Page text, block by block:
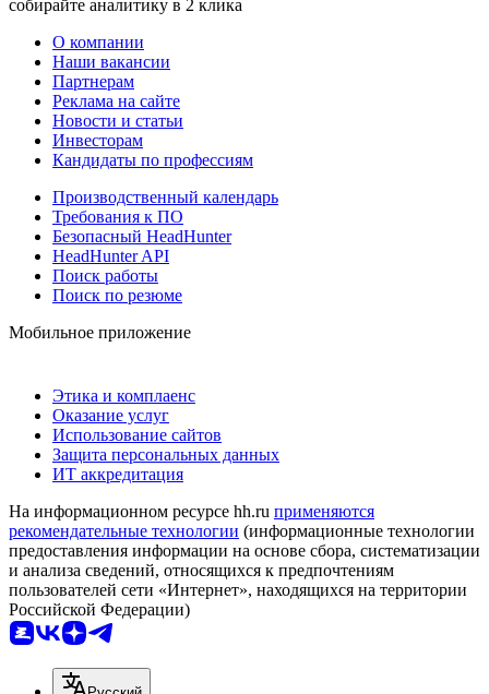
собирайте аналитику в 2 клика
О компании
Наши вакансии
Партнерам
Реклама на сайте
Новости и статьи
Инвесторам
Кандидаты по профессиям
Производственный календарь
Требования к ПО
Безопасный HeadHunter
HeadHunter API
Поиск работы
Поиск по резюме
Мобильное приложение
Этика и комплаенс
Оказание услуг
Использование сайтов
Защита персональных данных
ИТ аккредитация
На информационном ресурсе hh.ru применяются
рекомендательные технологии (информационные технологии
предоставления информации на основе сбора, систематизации
и анализа сведений, относящихся к предпочтениям
пользователей сети «Интернет», находящихся на территории
Российской Федерации)